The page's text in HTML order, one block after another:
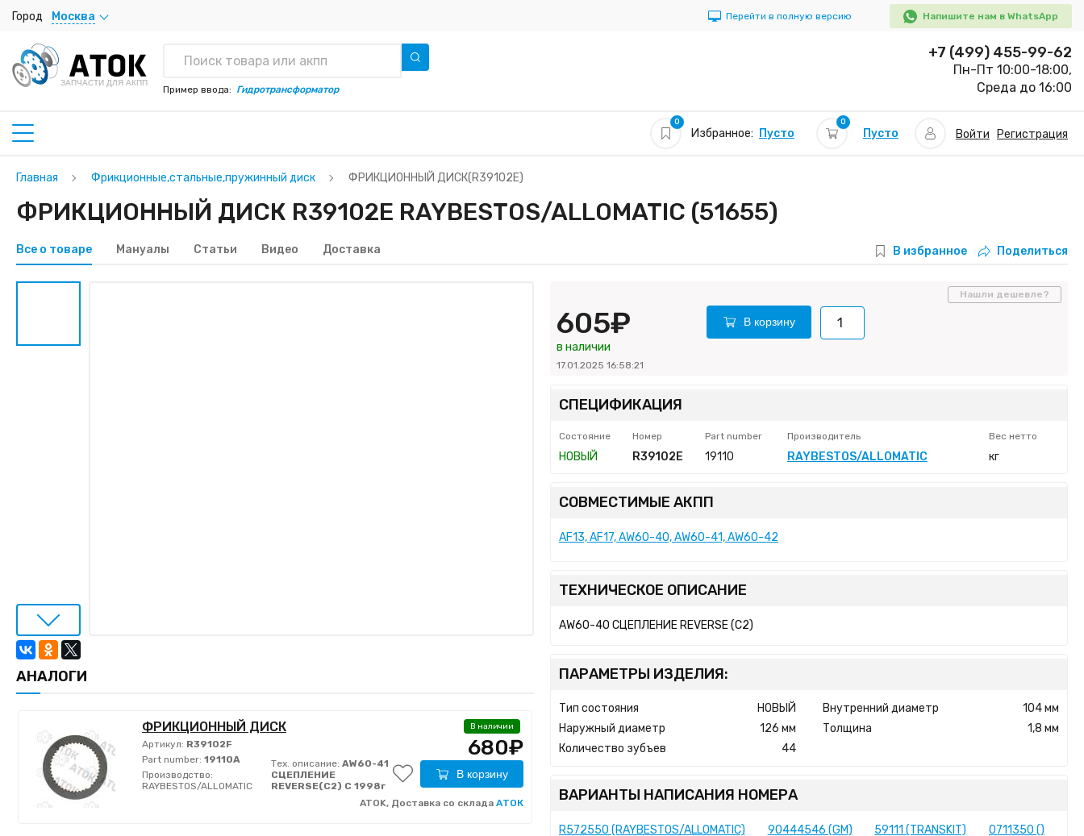
Город Москва Перейти в полную версию Напишите нам в WhatsApp
ЗАПЧАСТИ ДЛЯ АКПП
Пример ввода: Гидротрансформатор
+7 (499) 455-99-62
Пн-Пт 10:00-18:00,
Среда до 16:00
0
Избранное: Пусто
0
Пусто Войти Регистрация
Главная Фрикционные,стальные,пружинный диск ФРИКЦИОННЫЙ ДИСК(R39102E)
ФРИКЦИОННЫЙ ДИСК R39102E RAYBESTOS/ALLOMATIC (51655)
Все о товаре Мануалы Статьи Видео Доставка В избранное Поделиться
605₽
в наличии
17.01.2025 16:58:21
В корзину
Нашли дешевле?
СПЕЦИФИКАЦИЯ
Состояние Номер Part number Производитель Вес нетто
НОВЫЙ R39102E 19110 RAYBESTOS/ALLOMATIC кг
СОВМЕСТИМЫЕ АКПП
AF13, AF17, AW60-40, AW60-41, AW60-42
ТЕХНИЧЕСКОЕ ОПИСАНИЕ
AW60-40 СЦЕПЛЕНИЕ REVERSE (C2)
ПАРАМЕТРЫ ИЗДЕЛИЯ:
Тип состояния НОВЫЙ Внутренний диаметр
104 мм
Наружный диаметр
126 мм Толщина
1,8 мм
Количество зубъев
44
ВАРИАНТЫ НАПИСАНИЯ НОМЕРА
R572550 (RAYBESTOS/ALLOMATIC) 90444546 (GM) 59111 (TRANSKIT)
0711350 ()
АНАЛОГИ
ФРИКЦИОННЫЙ ДИСК
Артикул: R39102F
Part number: 19110A
Производство:
RAYBESTOS/ALLOMATIC
Тех. описание: AW60-41
СЦЕПЛЕНИЕ
REVERSE(C2) C 1998г
В наличии
680₽
В корзину
ATOK, Доставка со склада АТОК